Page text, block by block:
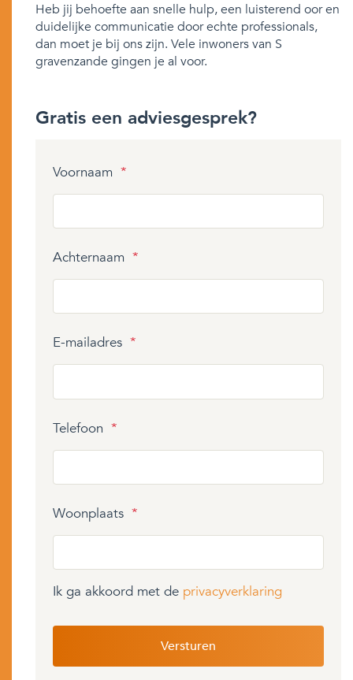
Heb jij behoefte aan snelle hulp, een luisterend oor en
duidelijke communicatie door echte professionals,
dan moet je bij ons zijn. Vele inwoners van S
gravenzande gingen je al voor.
Gratis een adviesgesprek?
Voornaam *
Achternaam *
E-mailadres *
Telefoon *
Woonplaats *
Ik ga akkoord met de privacyverklaring